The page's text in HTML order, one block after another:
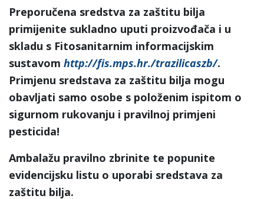
Preporučena sredstva za zaštitu bilja
primijenite sukladno uputi proizvođača i u
skladu s Fitosanitarnim informacijskim
sustavom http://fis.mps.hr./trazilicaszb/.
Primjenu sredstava za zaštitu bilja mogu
obavljati samo osobe s položenim ispitom o
sigurnom rukovanju i pravilnoj primjeni
pesticida!
Ambalažu pravilno zbrinite te popunite
evidencijsku listu o uporabi sredstava za
zaštitu bilja.